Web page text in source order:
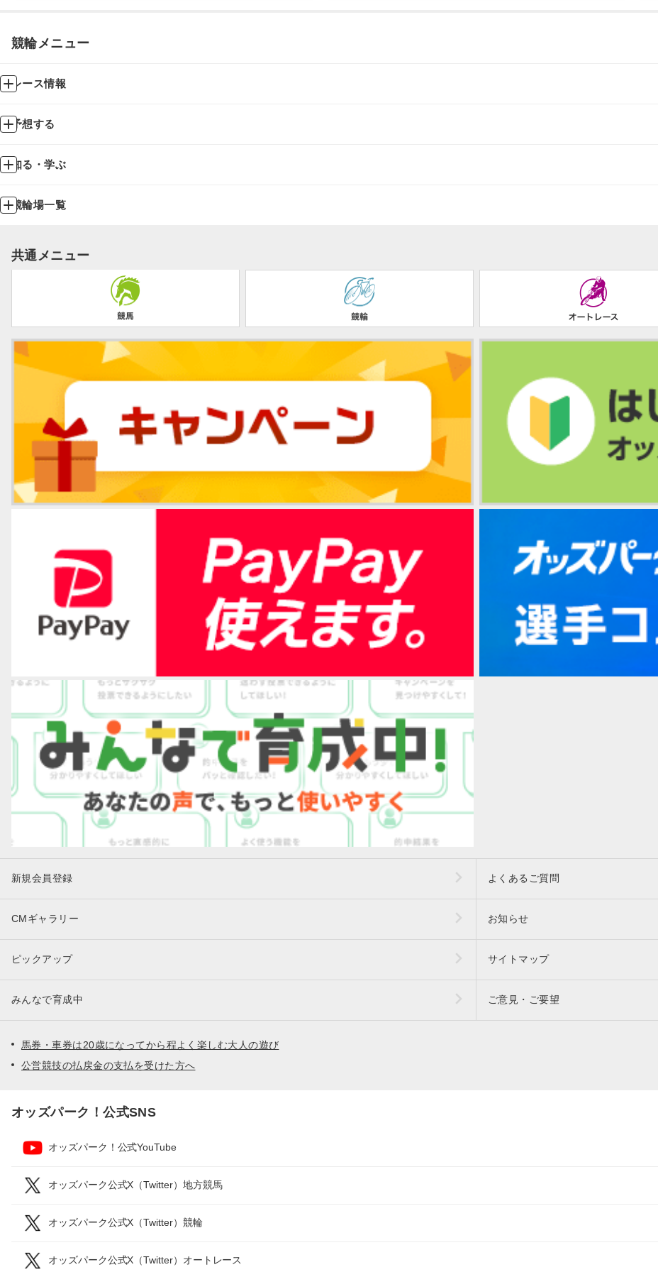
競輪メニュー
レース情報
予想する
知る・学ぶ
競輪場一覧
共通メニュー
新規会員登録 よくあるご質問
CMギャラリー お知らせ
ピックアップ サイトマップ
みんなで育成中 ご意見・ご要望
馬券・車券は20歳になってから程よく楽しむ大人の遊び
公営競技の払戻金の支払を受けた方へ
オッズパーク！公式SNS
オッズパーク！公式YouTube
オッズパーク公式X（Twitter）地方競馬
オッズパーク公式X（Twitter）競輪
オッズパーク公式X（Twitter）オートレース